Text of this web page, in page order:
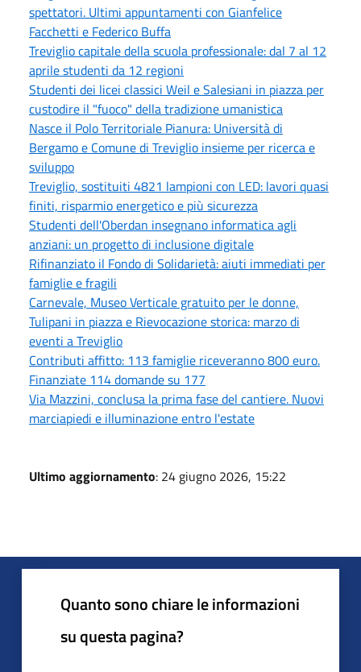
spettatori. Ultimi appuntamenti con Gianfelice
Facchetti e Federico Buffa
Treviglio capitale della scuola professionale: dal 7 al 12
aprile studenti da 12 regioni
Studenti dei licei classici Weil e Salesiani in piazza per
custodire il "fuoco" della tradizione umanistica
Nasce il Polo Territoriale Pianura: Università di
Bergamo e Comune di Treviglio insieme per ricerca e
sviluppo
Treviglio, sostituiti 4821 lampioni con LED: lavori quasi
finiti, risparmio energetico e più sicurezza
Studenti dell'Oberdan insegnano informatica agli
anziani: un progetto di inclusione digitale
Rifinanziato il Fondo di Solidarietà: aiuti immediati per
famiglie e fragili
Carnevale, Museo Verticale gratuito per le donne,
Tulipani in piazza e Rievocazione storica: marzo di
eventi a Treviglio
Contributi affitto: 113 famiglie riceveranno 800 euro.
Finanziate 114 domande su 177
Via Mazzini, conclusa la prima fase del cantiere. Nuovi
marciapiedi e illuminazione entro l'estate
Ultimo aggiornamento: 24 giugno 2026, 15:22
Quanto sono chiare le informazioni
su questa pagina?